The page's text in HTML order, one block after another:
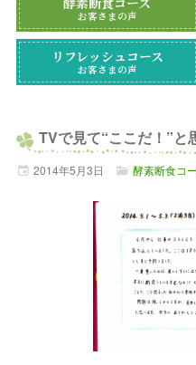
お客さまの声
リフレッシュコース
お客さまの声
TVで見て“ここだ！”と
2014年5月3日 酵素断食コ